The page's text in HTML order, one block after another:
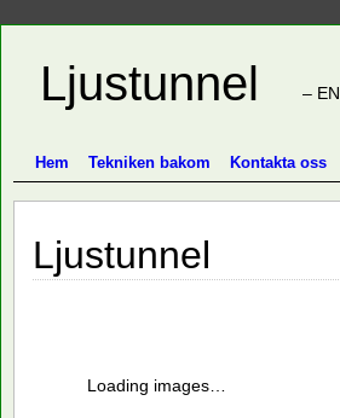
Ljustunnel – EN
Hem Tekniken bakom Kontakta oss
Ljustunnel
Loading images…